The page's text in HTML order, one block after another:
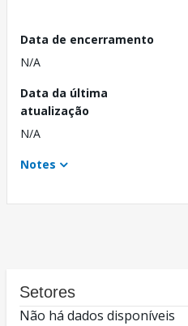
Data de encerramento
N/A
Data da última
atualização
N/A
Notes
Setores
Não há dados disponíveis